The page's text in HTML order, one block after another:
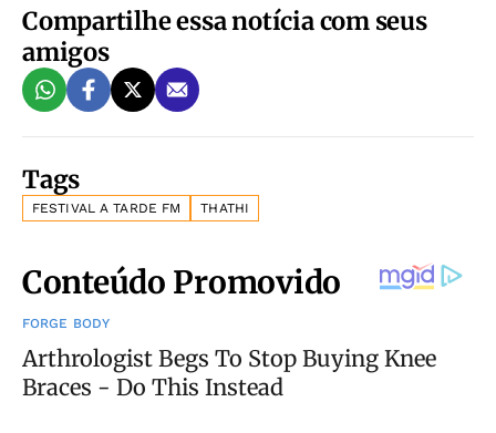
Compartilhe essa notícia com seus
amigos
Tags
FESTIVAL A TARDE FM THATHI